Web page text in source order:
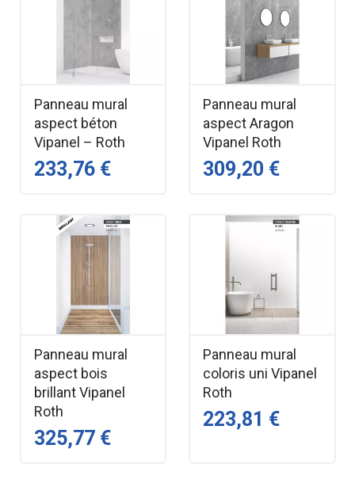
Panneau mural
aspect béton
Vipanel – Roth
233,76 €
Panneau mural
aspect Aragon
Vipanel Roth
309,20 €
Panneau mural
aspect bois
brillant Vipanel
Roth
325,77 €
Panneau mural
coloris uni Vipanel
Roth
223,81 €